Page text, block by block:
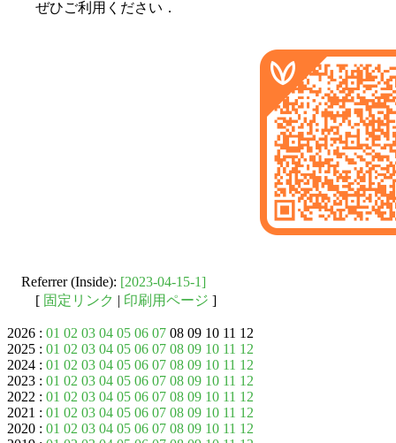
ぜひご利用ください．
Referrer (Inside): [2023-04-15-1]
[ 固定リンク | 印刷用ページ ]
2026 : 01 02 03 04 05 06 07 08 09 10 11 12
2025 : 01 02 03 04 05 06 07 08 09 10 11 12
2024 : 01 02 03 04 05 06 07 08 09 10 11 12
2023 : 01 02 03 04 05 06 07 08 09 10 11 12
2022 : 01 02 03 04 05 06 07 08 09 10 11 12
2021 : 01 02 03 04 05 06 07 08 09 10 11 12
2020 : 01 02 03 04 05 06 07 08 09 10 11 12